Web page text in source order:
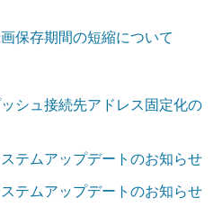
保存期間の短縮について
シュ接続先アドレス固定化の
ステムアップデートのお知らせ
ステムアップデートのお知らせ